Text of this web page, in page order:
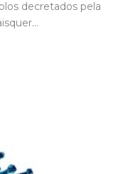
decretados pela